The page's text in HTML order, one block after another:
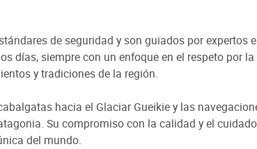
de seguridad y son guiados por expertos
días, siempre con un enfoque en el respeto por
y tradiciones de la región.
hacia el Glaciar Gueikie y las
Su compromiso con la calidad y el
del mundo.